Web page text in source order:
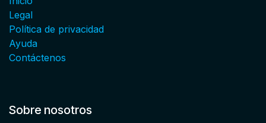
Legal
Política de privacidad
Ayuda
Contáctenos
Sobre nosotros